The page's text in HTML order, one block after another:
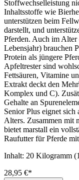
Stoffwechselleistung
Inhaltsstoffe wie
unterstützen beim
darstellt, und
Pferden. Auch im Alter
Lebensjahr) brauchen
Protein als jüngere
Apfeltrester sind
Fettsäuren, Vitamine
Extrakt deckt den
Komplex und C).
Gehalte an
Senior Plus eignet
Alters. Zusammen mit
bietet marstall ein
Raufutter für Pferde
Inhalt: 20 Kilogramm
28,95 €*